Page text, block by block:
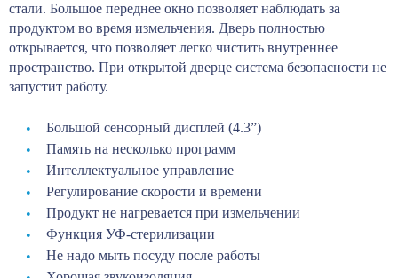
стали. Большое переднее окно позволяет наблюдать за
продуктом во время измельчения. Дверь полностью
открывается, что позволяет легко чистить внутреннее
пространство. При открытой дверце система безопасности не
запустит работу.
Большой сенсорный дисплей (4.3”)
Память на несколько программ
Интеллектуальное управление
Регулирование скорости и времени
Продукт не нагревается при измельчении
Функция УФ-стерилизации
Не надо мыть посуду после работы